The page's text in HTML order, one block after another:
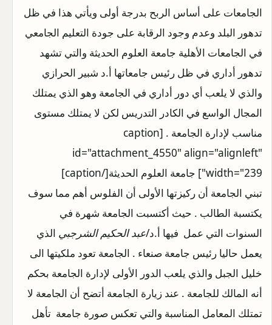
الجامعات على أساس الربح بدرجة أولى ويأتي هذا في ظل
تدهور البلد وعدم وجود الرقابة على جودة التعليم الجامعي
في الجامعات الأهلية جامعة العلوم الحديثة والتي تشهد
تدهور أداري في ظل رئيس جامعاتها أ.د شبير الحرازي
والذي لا يلعب أي دور أداري في الجامعة وهو الذي يمتلك
المجال الواسع في الكادر التدريس لكن لا يمتلك مستوى
مناسب لإدارة الجامعة . [caption
id="attachment_4550" align="alignleft"
width="239"]
جامعة العلوم الحديثة[/caption]
تبني الجامعة أن ركيزتها الأولى أن الفلوس أهم مما سوف
يكتسبة الطالب . حيث أكتسبت الجامعة شهرة في
السنوات التي عمل فيها أ.د/عبد الحكيم الشرجبي الذي
يعمل حاليا رئيس جامعة صنعاء . الجامعة تعود ملكيتها الى
خليل الجبل والذي يلعب الدور الأولى لإدارة الجامعة بحكم
أنه المالك للجامعة . عند زيارة الجامعة أتضح أن الجامعة لا
تمتلك المعامل المناسبة والتي تعكس صورة جامعة تأهل